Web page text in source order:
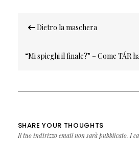
Navigazione
Dietro la maschera
“Mi spieghi il finale?” – Come TÁR
SHARE YOUR THOUGHTS
Il tuo indirizzo email non sarà pubblicato. I